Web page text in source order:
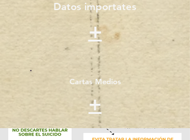
Datos importates
+
Cartas Medios
+